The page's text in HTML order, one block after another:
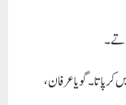
پاتا۔ گویا عرفان،